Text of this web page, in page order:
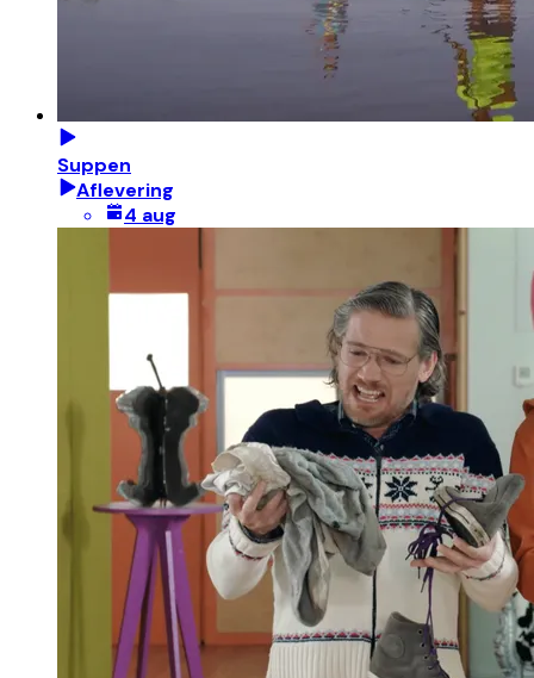
Suppen
Aflevering
4 aug